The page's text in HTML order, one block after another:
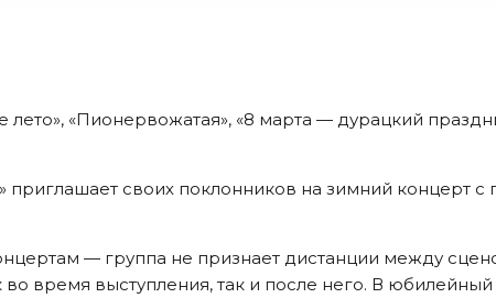
«Пионервожатая», «8 марта — дурацкий
приглашает своих поклонников на зимний концерт
— группа не признает дистанции между
во время выступления, так и после него. В